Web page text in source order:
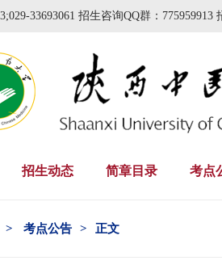
33693061 招生咨询QQ群：775959913
招生动态 简章目录 考点
> 考点公告 > 正文